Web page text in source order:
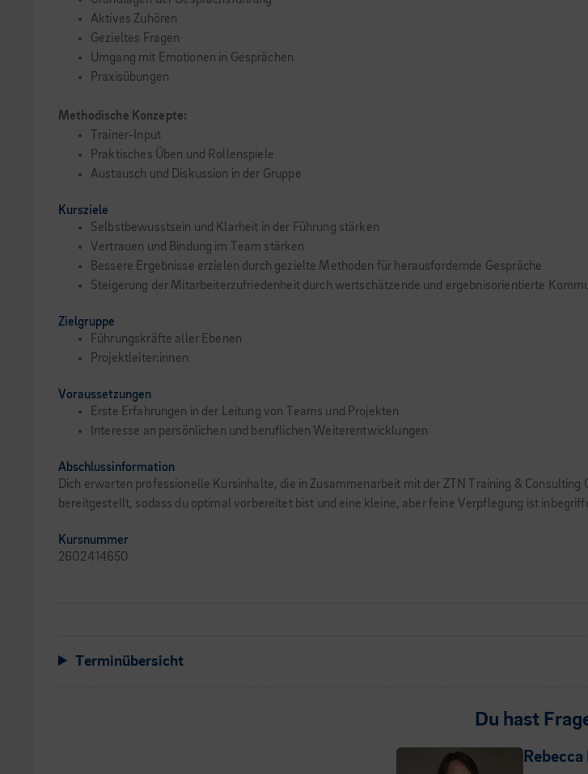
Aktives Zuhören
Gezieltes Fragen
Umgang mit Emotionen in Gesprächen
Praxisübungen
Methodische Konzepte:
Trainer-Input
Praktisches Üben und Rollenspiele
Austausch und Diskussion in der Gruppe
Kursziele
Selbstbewusstsein und Klarheit in der Führung stärken
Vertrauen und Bindung im Team stärken
Bessere Ergebnisse erzielen durch gezielte Methoden für herausfordernde Gespräche
Steigerung der Mitarbeiterzufriedenheit durch wertschätzende und ergebnisorientierte
Zielgruppe
Führungskräfte aller Ebenen
Projektleiter:innen
Voraussetzungen
Erste Erfahrungen in der Leitung von Teams und Projekten
Interesse an persönlichen und beruflichen Weiterentwicklungen
Abschlussinformation
Dich erwarten professionelle Kursinhalte, die in Zusammenarbeit mit der ZTN Training &
bereitgestellt, sodass du optimal vorbereitet bist und eine kleine, aber feine Verpflegung ist
Kursnummer
2602414650
Terminübersicht
Du hast